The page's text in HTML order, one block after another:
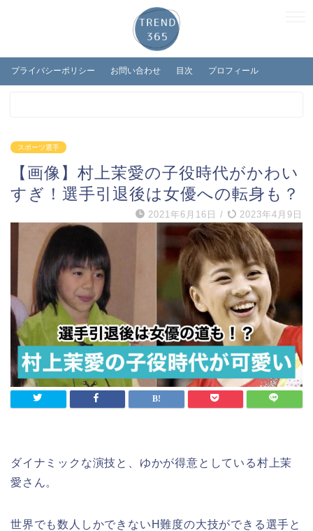
プライバシーポリシー お問い合わせ 目次 プロフィール
スポーツ選手
【画像】村上茉愛の子役時代がかわい
すぎ！選手引退後は女優への転身も？
2021年6月16日 / 2023年4月9日
ダイナミックな演技と、ゆかが得意としている村上茉
愛さん。
世界でも数人しかできないH難度の大技ができる選手と